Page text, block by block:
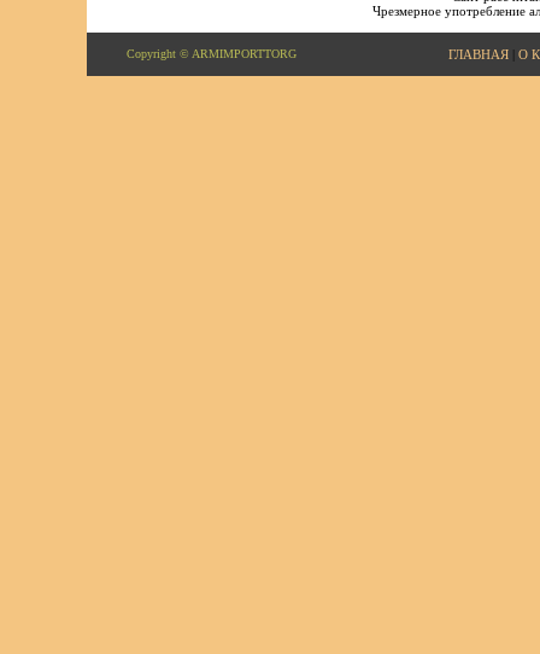
Чрезмерное употребление
Copyright © ARMIMPORTTORG ГЛАВНАЯ| О